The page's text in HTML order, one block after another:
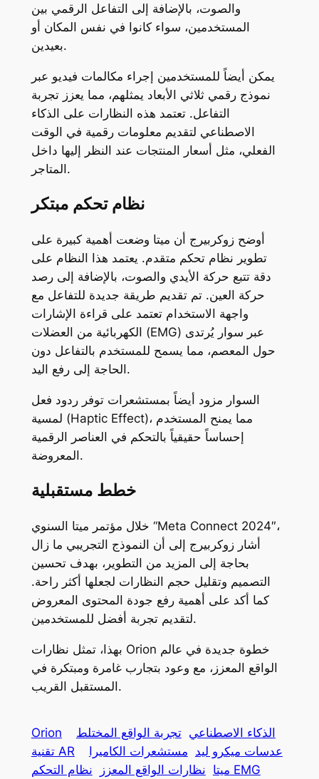
والصوت، بالإضافة إلى التفاعل الرقمي بين
المستخدمين، سواء كانوا في نفس المكان أو
بعيدين.
يمكن أيضاً للمستخدمين إجراء مكالمات فيديو عبر
نموذج رقمي ثلاثي الأبعاد يمثلهم، مما يعزز تجربة
التفاعل. تعتمد هذه النظارات على الذكاء
الاصطناعي لتقديم معلومات رقمية في الوقت
الفعلي، مثل أسعار المنتجات عند النظر إليها داخل
المتاجر.
نظام تحكم مبتكر
أوضح زوكربيرج أن ميتا وضعت أهمية كبيرة على
تطوير نظام تحكم متقدم. يعتمد هذا النظام على
دقة تتبع حركة الأيدي والصوت، بالإضافة إلى رصد
حركة العين. تم تقديم طريقة جديدة للتفاعل مع
واجهة الاستخدام تعتمد على قراءة الإشارات
الكهربائية من العضلات (EMG) عبر سوار يُرتدى
حول المعصم، مما يسمح للمستخدم بالتفاعل دون
الحاجة إلى رفع اليد.
السوار مزود أيضاً بمستشعرات توفر ردود فعل
لمسية (Haptic Effect)، مما يمنح المستخدم
إحساساً حقيقياً بالتحكم في العناصر الرقمية
المعروضة.
خطط مستقبلية
خلال مؤتمر ميتا السنوي “Meta Connect 2024″،
أشار زوكربيرج إلى أن النموذج التجريبي ما زال
بحاجة إلى المزيد من التطوير، بهدف تحسين
التصميم وتقليل حجم النظارات لجعلها أكثر راحة.
كما أكد على أهمية رفع جودة المحتوى المعروض
لتقديم تجربة أفضل للمستخدمين.
بهذا، تمثل نظارات Orion خطوة جديدة في عالم
الواقع المعزز، مع وعود بتجارب غامرة ومبتكرة في
المستقبل القريب.
Orion الذكاء الاصطناعي تجربة الواقع المختلط
تقنية AR
عدسات ميكرو ليد مستشعرات الكاميرا
ميتا نظارات الواقع المعزز نظام التحكم EMG